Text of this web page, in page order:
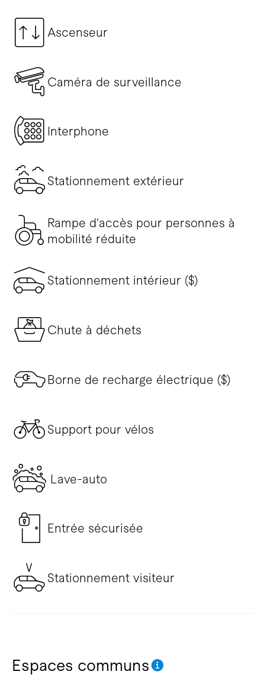
Ascenseur
Caméra de surveillance
Interphone
Stationnement extérieur
Rampe d'accès pour personnes à
mobilité réduite
Stationnement intérieur ($)
Chute à déchets
Borne de recharge électrique ($)
Support pour vélos
Lave-auto
Entrée sécurisée
Stationnement visiteur
Espaces communs